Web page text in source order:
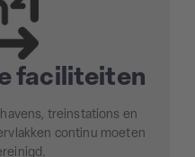
faciliteiten
treinstations en
continu moeten